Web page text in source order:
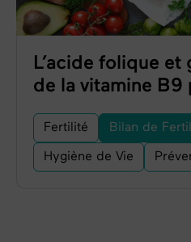
L’acide folique et
de la vitamine B9
Fertilité Bilan de
Hygiène de Vie